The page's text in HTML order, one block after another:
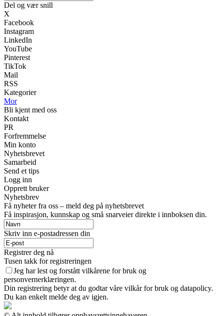
Del og vær snill
X
Facebook
Instagram
LinkedIn
YouTube
Pinterest
TikTok
Mail
RSS
Kategorier
Mor
Bli kjent med oss
Kontakt
PR
Forfremmelse
Min konto
Nyhetsbrevet
Samarbeid
Send et tips
Logg inn
Opprett bruker
Nyhetsbrev
Få nyheter fra oss – meld deg på nyhetsbrevet
Få inspirasjon, kunnskap og små snarveier direkte i innboksen din.
Skriv inn e-postadressen din
Registrer deg nå
Tusen takk for registreringen
Jeg har lest og forstått vilkårene for bruk og
personvernerklæringen.
Din registrering betyr at du godtar våre vilkår for bruk og datapolicy.
Du kan enkelt melde deg av igjen.